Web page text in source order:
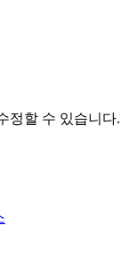
정할 수 있습니다.